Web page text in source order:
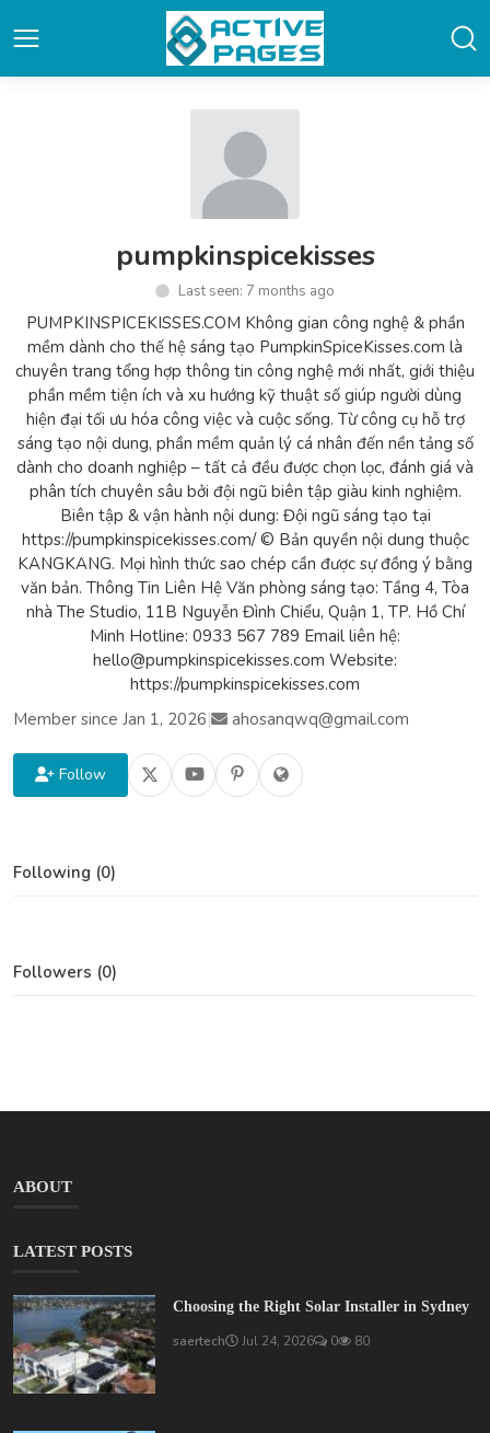
pumpkinspicekisses
Last seen: 7 months ago
PUMPKINSPICEKISSES.COM Không gian công nghệ & phần
mềm dành cho thế hệ sáng tạo PumpkinSpiceKisses.com là
chuyên trang tổng hợp thông tin công nghệ mới nhất, giới thiệu
phần mềm tiện ích và xu hướng kỹ thuật số giúp người dùng
hiện đại tối ưu hóa công việc và cuộc sống. Từ công cụ hỗ trợ
sáng tạo nội dung, phần mềm quản lý cá nhân đến nền tảng số
dành cho doanh nghiệp – tất cả đều được chọn lọc, đánh giá và
phân tích chuyên sâu bởi đội ngũ biên tập giàu kinh nghiệm.
Biên tập & vận hành nội dung: Đội ngũ sáng tạo tại
https://pumpkinspicekisses.com/ © Bản quyền nội dung thuộc
KANGKANG. Mọi hình thức sao chép cần được sự đồng ý bằng
văn bản. Thông Tin Liên Hệ Văn phòng sáng tạo: Tầng 4, Tòa
nhà The Studio, 11B Nguyễn Đình Chiểu, Quận 1, TP. Hồ Chí
Minh Hotline: 0933 567 789 Email liên hệ:
hello@pumpkinspicekisses.com Website:
https://pumpkinspicekisses.com
Member since Jan 1, 2026| ahosanqwq@gmail.com
Follow
Following (0)
Followers (0)
ABOUT
LATEST POSTS
Choosing the Right Solar Installer in Sydney
saertech Jul 24, 2026 0 80